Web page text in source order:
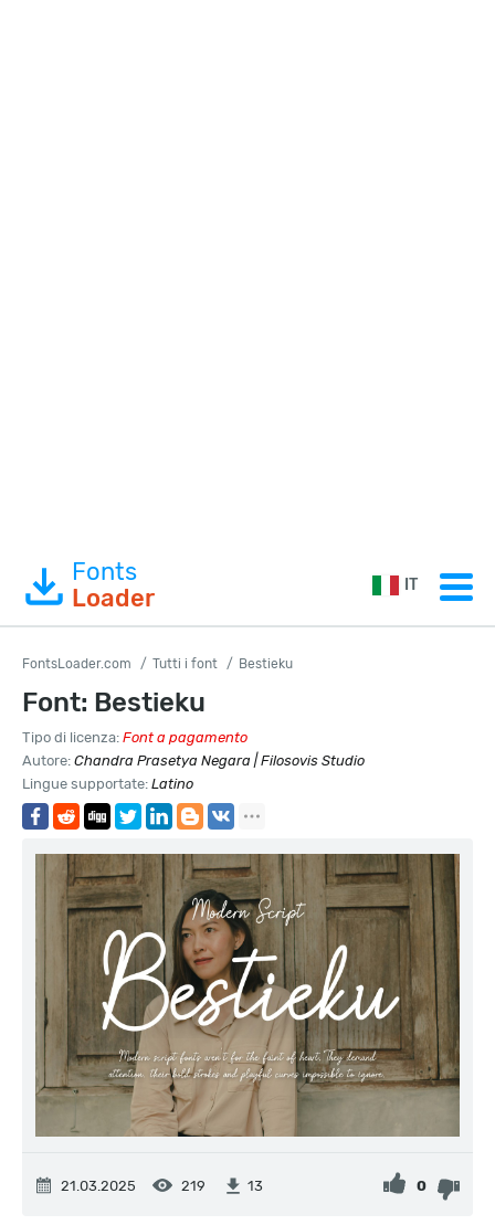
Fonts
Loader
IT
FontsLoader.com Tutti i font Bestieku
Font: Bestieku
Tipo di licenza: Font a pagamento
Autore: Chandra Prasetya Negara | Filosovis Studio
Lingue supportate: Latino
21.03.2025 219 13 0